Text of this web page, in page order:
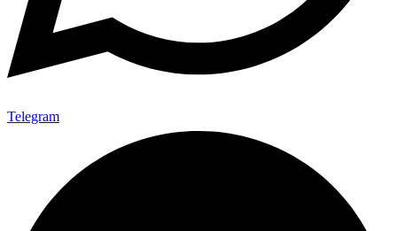
Telegram